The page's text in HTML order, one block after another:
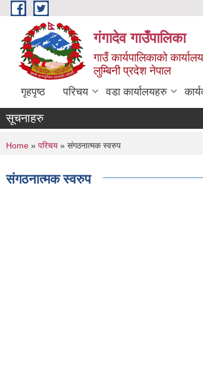
Skip to main content
गंगादेव गाउँपालिका
गाउँ कार्यपालिकाको
लुम्बिनी प्रदेश नेपाल
गृहपृष्ठ परिचय वडा कार्यालयहरु
सूचनाहरु
You are here
Home » परिचय » संगठनात्मक स्वरुप
संगठनात्मक स्वरुप